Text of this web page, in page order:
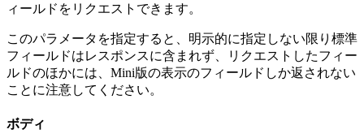
ィールドをリクエストできます。
このパラメータを指定すると、明示的に指定しない限り標準
フィールドはレスポンスに含まれず、リクエストしたフィー
ルドのほかには、Mini版の表示のフィールドしか返されない
ことに注意してください。
ボディ